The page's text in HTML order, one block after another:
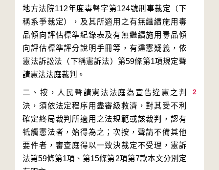
地方法院112年度毒聲字第124號刑事裁定（下
稱系爭裁定），及其所適用之有無繼續施用毒
品傾向評估標準紀錄表及有無繼續施用毒品傾
向評估標準評分說明手冊等，有違憲疑義，依
憲法訴訟法（下稱憲訴法）第59條第1項規定聲
2
二、按，人民聲請憲法法庭為宣告違憲之判
決，須依法定程序用盡審級救濟，對其受不利
確定終局裁判所適用之法規範或該裁判，認有
牴觸憲法者，始得為之；次按，聲請不備其他
要件者，審查庭得以一致決裁定不受理，憲訴
法第59條第1項、第15條第2項第7款本文分別定